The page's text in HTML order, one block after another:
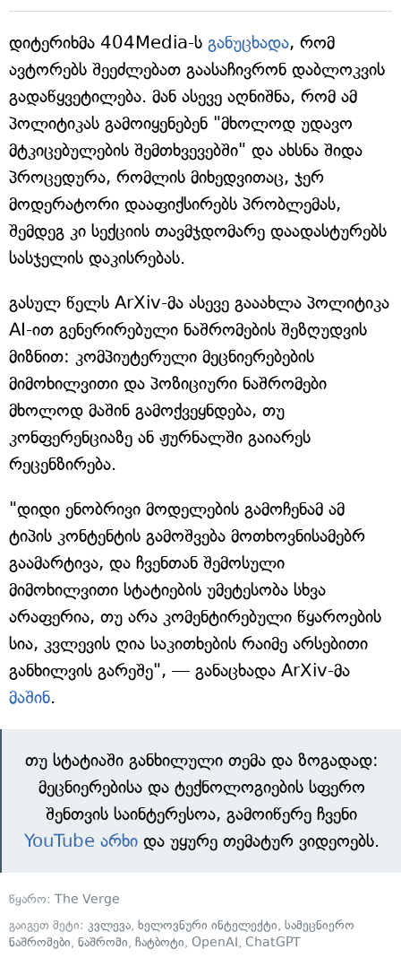
დიტერიხმა 404Media-ს განუცხადა, რომ
ავტორებს შეეძლებათ გაასაჩივრონ დაბლოკვის
გადაწყვეტილება. მან ასევე აღნიშნა, რომ ამ
პოლიტიკას გამოიყენებენ "მხოლოდ უდავო
მტკიცებულების შემთხვევებში" და ახსნა შიდა
პროცედურა, რომლის მიხედვითაც, ჯერ
მოდერატორი დააფიქსირებს პრობლემას,
შემდეგ კი სექციის თავმჯდომარე დაადასტურებს
სასჯელის დაკისრებას.
გასულ წელს ArXiv-მა ასევე გააახლა პოლიტიკა
AI-ით გენერირებული ნაშრომების შეზღუდვის
მიზნით: კომპიუტერული მეცნიერებების
მიმოხილვითი და პოზიციური ნაშრომები
მხოლოდ მაშინ გამოქვეყნდება, თუ
კონფერენციაზე ან ჟურნალში გაიარეს
რეცენზირება.
"დიდი ენობრივი მოდელების გამოჩენამ ამ
ტიპის კონტენტის გამოშვება მოთხოვნისამებრ
გაამარტივა, და ჩვენთან შემოსული
მიმოხილვითი სტატიების უმეტესობა სხვა
არაფერია, თუ არა კომენტირებული წყაროების
სია, კვლევის ღია საკითხების რაიმე არსებითი
განხილვის გარეშე", — განაცხადა ArXiv-მა
მაშინ.
თუ სტატიაში განხილული თემა და ზოგადად:
მეცნიერებისა და ტექნოლოგიების სფერო
შენთვის საინტერესოა, გამოიწერე ჩვენი
YouTube არხიდა უყურე თემატურ ვიდეოებს.
წყარო: The Verge
გაიგეთ მეტი: კვლევა, ხელოვნური ინტელექტი, სამეცნიერო
ნაშრომები, ნაშრომი, ჩატბოტი, OpenAI, ChatGPT